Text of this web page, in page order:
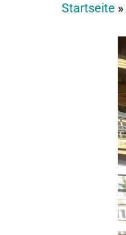
Startseite »